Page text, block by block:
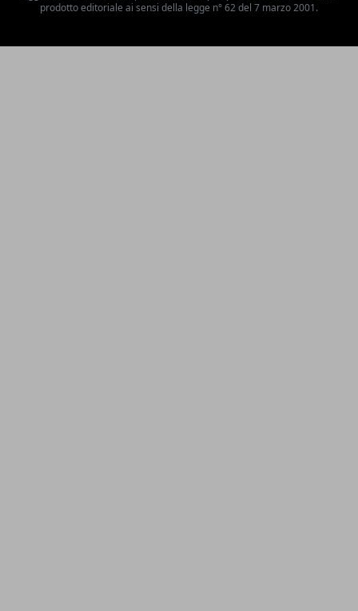
prodotto editoriale ai sensi della legge n° 62 del 7 marzo 2001.